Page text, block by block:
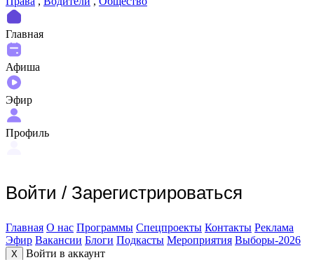
Главная
Афиша
Эфир
Профиль
Войти / Зарегистрироваться
Главная О нас Программы Спецпроекты Контакты Реклама
Эфир Вакансии Блоги Подкасты Мероприятия Выборы-2026
X
Войти в аккаунт